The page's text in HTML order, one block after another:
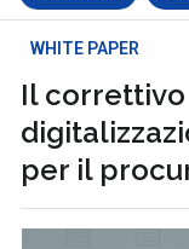
WHITE PAPER
Il
per il